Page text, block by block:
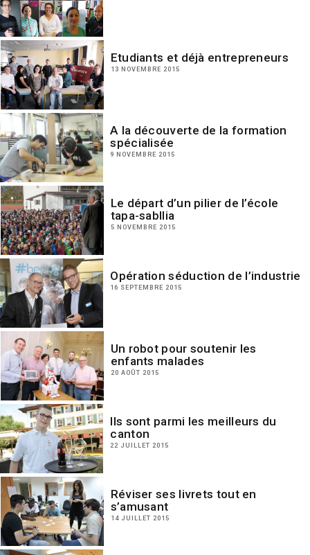
Etudiants et déjà entrepreneurs
13 NOVEMBRE 2015
A la découverte de la formation
spécialisée
9 NOVEMBRE 2015
Le départ d’un pilier de l’école
tapa-sabllia
5 NOVEMBRE 2015
Opération séduction de l’industrie
16 SEPTEMBRE 2015
Un robot pour soutenir les
enfants malades
20 AOÛT 2015
Ils sont parmi les meilleurs du
canton
22 JUILLET 2015
Réviser ses livrets tout en
s’amusant
14 JUILLET 2015